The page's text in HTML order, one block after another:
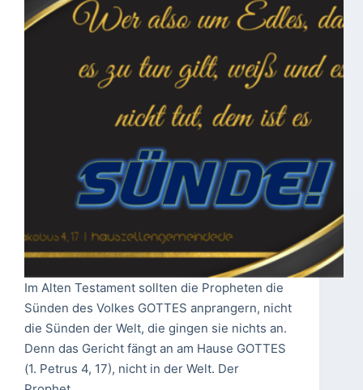
Im Alten Testament sollten die Propheten die
Sünden des Volkes GOTTES anprangern, nicht
die Sünden der Welt, die gingen sie nichts an.
Denn das Gericht fängt an am Hause GOTTES
(1. Petrus 4, 17), nicht in der Welt. Der